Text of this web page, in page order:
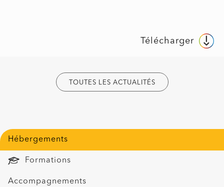
Télécharger
TOUTES LES ACTUALITÉS
Hébergements
Formations
Accompagnements